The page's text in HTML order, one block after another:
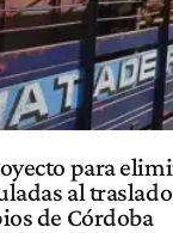
para
al
de Córdoba